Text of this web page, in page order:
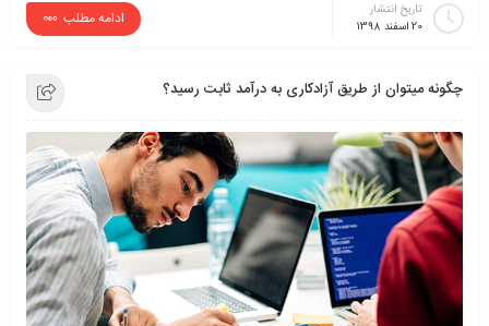
تاریخ انتشار
20 اسفند 1398
ادامه مطلب
چگونه میتوان از طریق آزادکاری به درآمد ثابت رسید؟